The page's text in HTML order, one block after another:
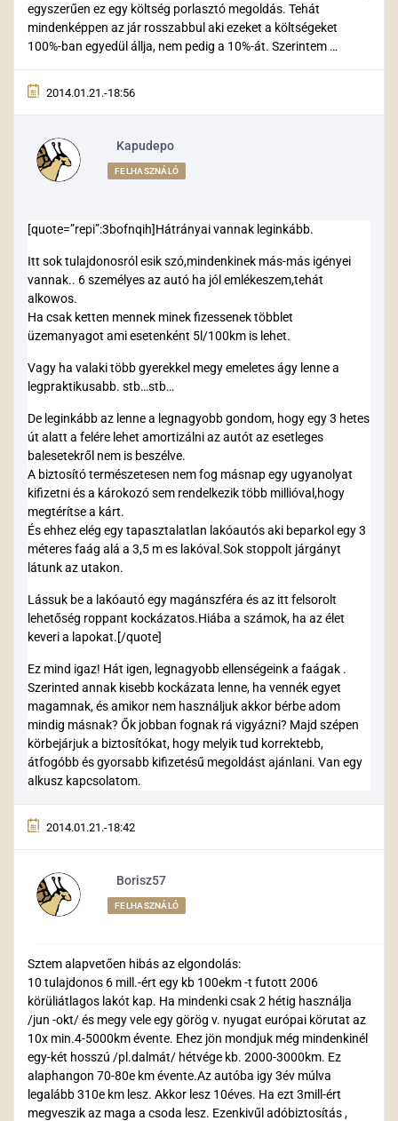
egyszerűen ez egy költség porlasztó megoldás. Tehát
mindenképpen az jár rosszabbul aki ezeket a költségeket
100%-ban egyedül állja, nem pedig a 10%-át. Szerintem …
2014.01.21.-18:56
Kapudepo
FELHASZNÁLÓ
[quote=”repi”:3bofnqih]Hátrányai vannak leginkább.
Itt sok tulajdonosról esik szó,mindenkinek más-más igényei
vannak.. 6 személyes az autó ha jól emlékeszem,tehát
alkowos.
Ha csak ketten mennek minek fizessenek többlet
üzemanyagot ami esetenként 5l/100km is lehet.
Vagy ha valaki több gyerekkel megy emeletes ágy lenne a
legpraktikusabb. stb…stb…
De leginkább az lenne a legnagyobb gondom, hogy egy 3 hetes
út alatt a felére lehet amortizálni az autót az esetleges
balesetekről nem is beszélve.
A biztosító természetesen nem fog másnap egy ugyanolyat
kifizetni és a károkozó sem rendelkezik több millióval,hogy
megtérítse a kárt.
És ehhez elég egy tapasztalatlan lakóautós aki beparkol egy 3
méteres faág alá a 3,5 m es lakóval.Sok stoppolt járgányt
látunk az utakon.
Lássuk be a lakóautó egy magánszféra és az itt felsorolt
lehetőség roppant kockázatos.Hiába a számok, ha az élet
keveri a lapokat.[/quote]
Ez mind igaz! Hát igen, legnagyobb ellenségeink a faágak .
Szerinted annak kisebb kockázata lenne, ha vennék egyet
magamnak, és amikor nem használjuk akkor bérbe adom
mindig másnak? Ők jobban fognak rá vigyázni? Majd szépen
körbejárjuk a biztosítókat, hogy melyik tud korrektebb,
átfogóbb és gyorsabb kifizetésű megoldást ajánlani. Van egy
alkusz kapcsolatom.
2014.01.21.-18:42
Borisz57
FELHASZNÁLÓ
Sztem alapvetően hibás az elgondolás:
10 tulajdonos 6 mill.-ért egy kb 100ekm -t futott 2006
körüliátlagos lakót kap. Ha mindenki csak 2 hétig használja
/jun -okt/ és megy vele egy görög v. nyugat európai körutat az
10x min.4-5000km évente. Ehez jön mondjuk még mindenkinél
egy-két hosszú /pl.dalmát/ hétvége kb. 2000-3000km. Ez
alaphangon 70-80e km évente.Az autóba igy 3év múlva
legalább 310e km lesz. Akkor lesz 10éves. Ha ezt 3mill-ért
megveszik az maga a csoda lesz. Ezenkivűl adóbiztosítás ,